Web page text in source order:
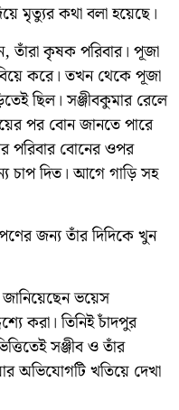
মৃত্যুর কথা বলা হয়েছে।
তাঁরা কৃষক পরিবার। পূজা
করে। তখন থেকে পূজা
ছিল। সঞ্জীবকুমার রেলে
পর বোন জানতে পারে
পরিবার বোনের ওপর
দিত। আগে গাড়ি সহ
জন্য তাঁর দিদিকে খুন
ভয়েস
করা। তিনিই চাঁদপুর
সঞ্জীব ও তাঁর
অভিযোগটি খতিয়ে দেখা